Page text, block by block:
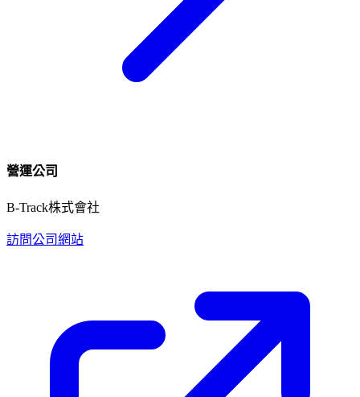
營運公司
B-Track株式會社
訪問公司網站